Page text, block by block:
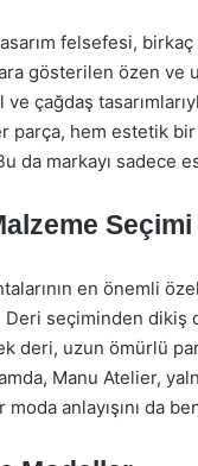
felsefesi,
gösterilen özen ve
çağdaş
parça, hem estetik
da markayı sadece
Seçimi
en önemli
seçiminden dikiş
deri, uzun ömürlü
Manu Atelier,
anlayışını da